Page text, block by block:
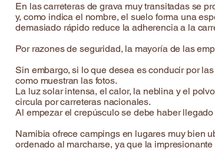
En las carreteras de grava muy transitadas se
y, como indica el nombre, el suelo forma una
demasiado rápido reduce la adherencia a la
Por razones de seguridad, la mayoría de las
Sin embargo, si lo que desea es conducir por
como muestran las fotos.
La luz solar intensa, el calor, la neblina y el
circula por carreteras nacionales.
Al empezar el crepúsculo se debe haber
Namibia ofrece campings en lugares muy bien
ordenado al marcharse, ya que la